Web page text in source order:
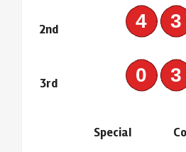
2nd
3rd
Special